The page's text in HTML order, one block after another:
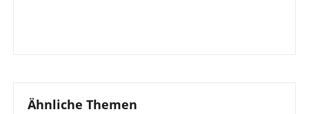
Ähnliche Themen